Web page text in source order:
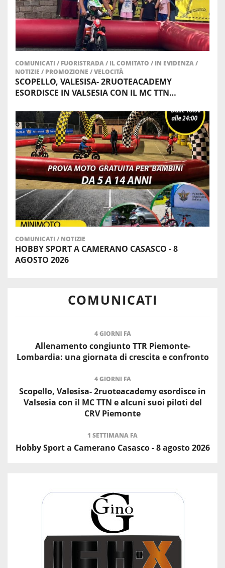
COMUNICATI/ FUORISTRADA/ IL COMITATO / IN EVIDENZA/
NOTIZIE / PROMOZIONE /VELOCITÀ
SCOPELLO, VALESISA- 2RUOTEACADEMY
ESORDISCE IN VALSESIA CON IL MC TTN…
COMUNICATI/ NOTIZIE
HOBBY SPORT A CAMERANO CASASCO - 8
AGOSTO 2026
COMUNICATI
4 GIORNI FA
Allenamento congiunto TTR Piemonte-
Lombardia: una giornata di crescita e confronto
4 GIORNI FA
Scopello, Valesisa- 2ruoteacademy esordisce in
Valsesia con il MC TTN e alcuni suoi piloti del
CRV Piemonte
1 SETTIMANA FA
Hobby Sport a Camerano Casasco - 8 agosto 2026